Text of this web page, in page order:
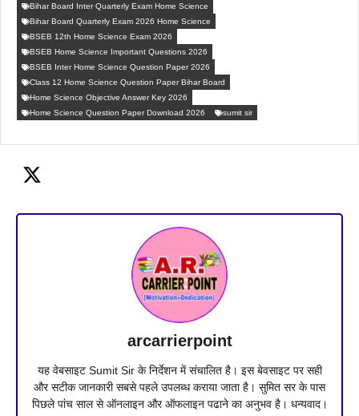
Bihar Board Inter Quarterly Exam Home Science
Bihar Board Quarterly Exam 2026 Home Science
BSEB 12th Home Science Exam 2026
BSEB Home Science Important Questions 2026
BSEB Inter Home Science Question Paper 2026
Class 12 Home Science Question Paper Bihar Board
Home Science Objective Answer Key 2026
Home Science Question Paper Download 2026
sumit sir
arcarrierpoint
यह वेबसाइट Sumit Sir के निर्देशन में संचालित है। इस बेवसाइट पर सही
और सटीक जानकारी सबसे पहले उपलब्ध कराया जाता है। सुमित सर के पास
पिछले पांच साल से ऑनलाइन और ऑफलाइन पढाने का अनुभव है। धन्यवाद।